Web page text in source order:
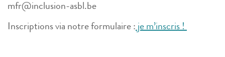
mfr@inclusion-asbl.be
Inscriptions via notre formulaire :je m’inscris !